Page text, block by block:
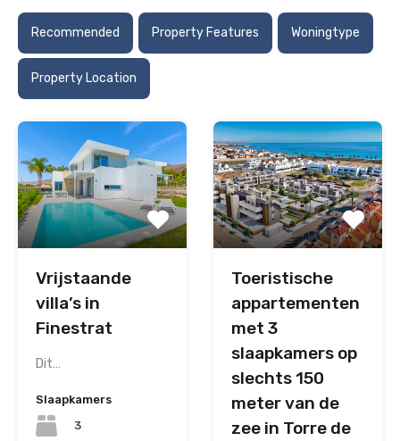
Recommended Property Features Woningtype
Property Location
Vrijstaande
villa’s in
Finestrat
Dit…
Slaapkamers
3
Toeristische
appartementen
met 3
slaapkamers op
slechts 150
meter van de
zee in Torre de